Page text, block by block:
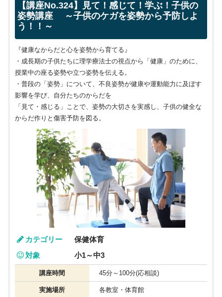
【講座No.324】見て！感じて！学ぶ！子供の
姿勢講座 ～子供のケガを姿勢から予防しよ
う！！～
『健康なからだと心を姿勢から育てる』
・成長期の子供たちに理学療法士の視点から「健康」のために、
授業中の座る姿勢や立つ姿勢を伝える。
・普段の「姿勢」について、不良姿勢が健康や運動能力に及ぼす
影響を学び、自分たちのからだを
「見て・感じる」ことで、姿勢の大切さを実感し、子供の健全な
からだ作りと傷害予防を図る。
カテゴリー
保健体育
対象
小1～中3
講座時間 45分～100分(応相談)
実施場所 各教室・体育館